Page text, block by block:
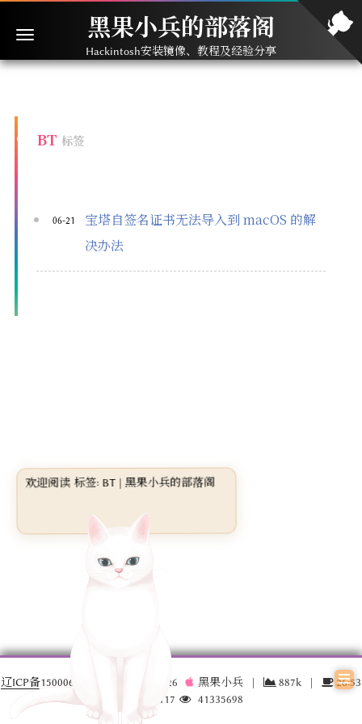
黑果小兵的部落阁
Hackintosh安装镜像、教程及经验分享
BT 标签
宝塔自签名证书无法导入到 macOS 的解
决办法
06-21
辽ICP备15000696号-3 2026 黑果小兵 | 887k |
26:53
17034117
41335698
欢迎阅读 标签: BT | 黑果小兵的部落阁